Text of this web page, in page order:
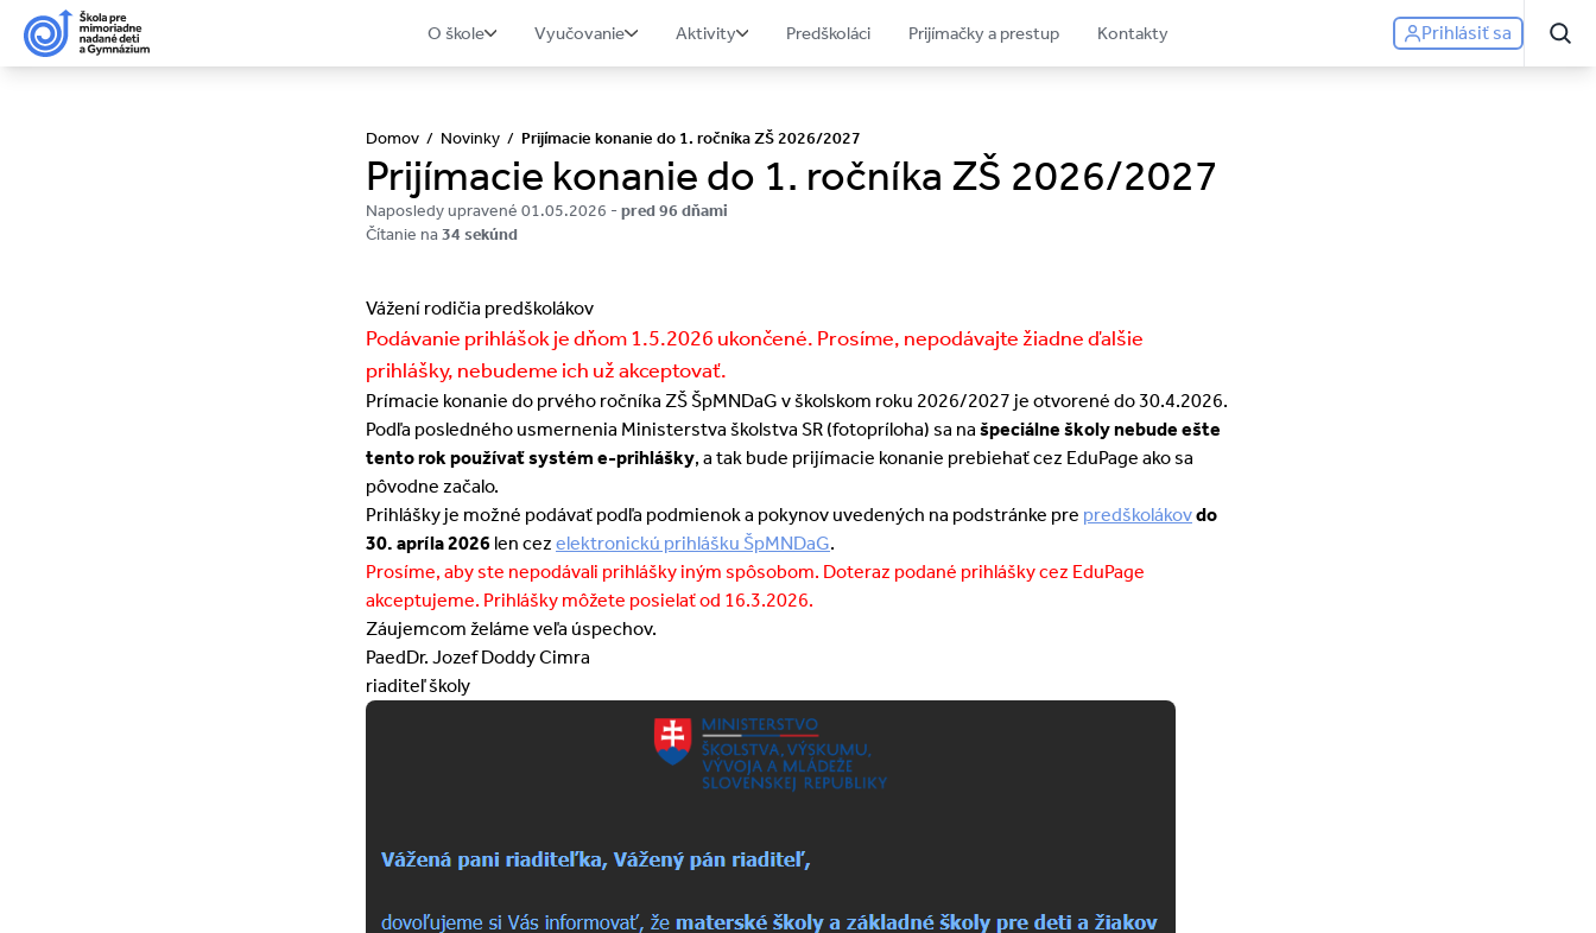
O škole Vyučovanie Aktivity Predškoláci Prijímačky a prestup Kontakty Prihlásiť sa
Domov / Novinky / Prijímacie konanie do 1. ročníka ZŠ 2026/2027
Prijímacie konanie do 1. ročníka ZŠ 2026/2027
Naposledy upravené 01.05.2026 - pred 96 dňami
Čítanie na 34 sekúnd
Vážení rodičia predškolákov
Podávanie prihlášok je dňom 1.5.2026 ukončené. Prosíme, nepodávajte žiadne ďalšie
prihlášky, nebudeme ich už akceptovať.
Prímacie konanie do prvého ročníka ZŠ ŠpMNDaG v školskom roku 2026/2027 je otvorené do 30.4.2026.
Podľa posledného usmernenia Ministerstva školstva SR (fotopríloha) sa na špeciálne školy nebude ešte
tento rok používať systém e-prihlášky, a tak bude prijímacie konanie prebiehať cez EduPage ako sa
pôvodne začalo.
Prihlášky je možné podávať podľa podmienok a pokynov uvedených na podstránke pre predškolákovdo
30. apríla 2026 len cez elektronickú prihlášku ŠpMNDaG.
Prosíme, aby ste nepodávali prihlášky iným spôsobom. Doteraz podané prihlášky cez EduPage
akceptujeme. Prihlášky môžete posielať od 16.3.2026.
Záujemcom želáme veľa úspechov.
PaedDr. Jozef Doddy Cimra
riaditeľ školy